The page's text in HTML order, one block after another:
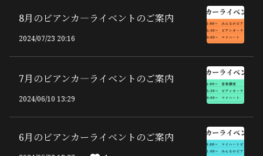
8月のビアンカ―ライベントのご案内
2024/07/23 20:16
7月のビアンカ―ライベントのご案内
2024/06/10 13:29
6月のビアンカーライベントのご案内